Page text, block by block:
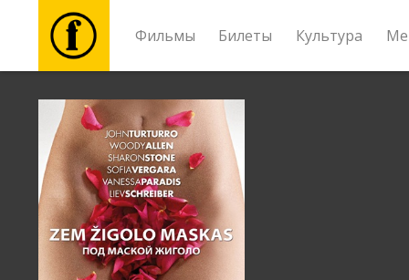
Фильмы Билеты Культура
Фильмы
Билеты
Культура
Мероприятия